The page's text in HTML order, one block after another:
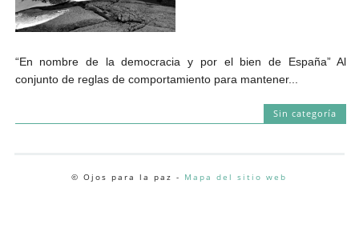
“En nombre de la democracia y por el bien de España” Al
conjunto de reglas de comportamiento para mantener...
Sin categoría
© Ojos para la paz - Mapa del sitio web